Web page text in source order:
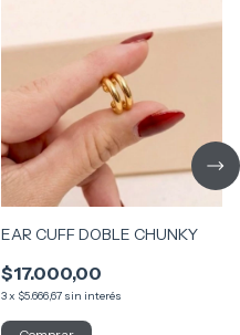
EAR CUFF DOBLE CHUNKY
$17.000,00
3x $5.666,67 sin interés